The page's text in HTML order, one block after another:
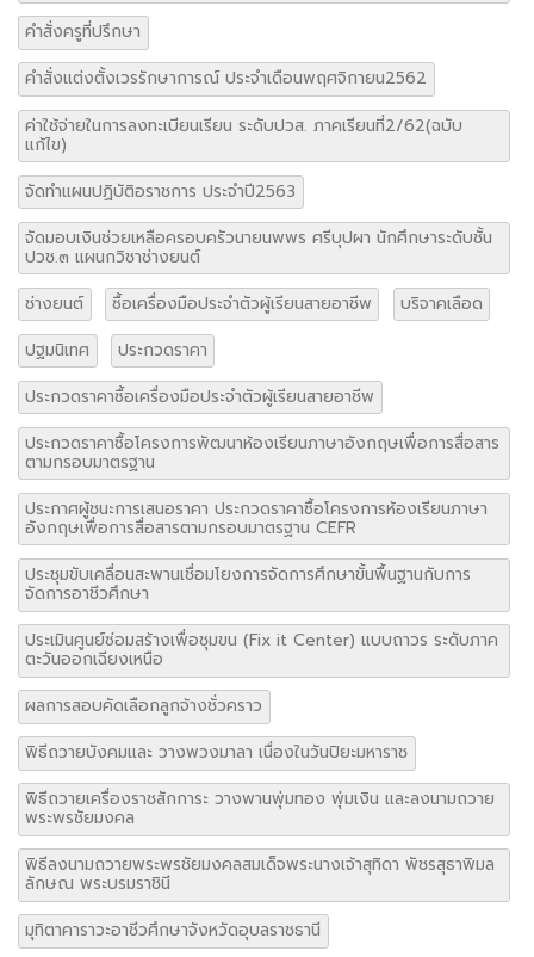
คำสั่งครูที่ปรึกษา
คำสั่งแต่งตั้งเวรรักษาการณ์ ประจำเดือนพฤศจิกายน2562
ค่าใช้จ่ายในการลงทะเบียนเรียน ระดับปวส. ภาคเรียนที่2/62(ฉบับ
แก้ไข)
จัดทำแผนปฏิบัติอราชการ ประจำปี2563
จัดมอบเงินช่วยเหลือครอบครัวนายนพพร ศรีบุปผา นักศึกษาระดับชั้น
ปวช.๓ แผนกวิชาช่างยนต์
ช่างยนต์
ซื้อเครื่องมือประจำตัวผู้เรียนสายอาชีพ
บริจาคเลือด
ปฐมนิเทศ
ประกวดราคา
ประกวดราคาซื้อเครื่องมือประจำตัวผู้เรียนสายอาชีพ
ประกวดราคาซื้อโครงการพัฒนาห้องเรียนภาษาอังกฤษเพื่อการสื่อสาร
ตามกรอบมาตรฐาน
ประกาศผู้ชนะการเสนอราคา ประกวดราคาซื้อโครงการห้องเรียนภาษา
อังกฤษเพื่อการสื่อสารตามกรอบมาตรฐาน CEFR
ประชุมขับเคลื่อนสะพานเชื่อมโยงการจัดการศึกษาขั้นพื้นฐานกับการ
จัดการอาชีวศึกษา
ประเมินศูนย์ซ่อมสร้างเพื่อชุมขน (Fix it Center) แบบถาวร ระดับภาค
ตะวันออกเฉียงเหนือ
ผลการสอบคัดเลือกลูกจ้างชั่วคราว
พิธีถวายบังคมและ วางพวงมาลา เนื่องในวันปิยะมหาราช
พิธีถวายเครื่องราชสักการะ วางพานพุ่มทอง พุ่มเงิน และลงนามถวาย
พระพรชัยมงคล
พิธีลงนามถวายพระพรชัยมงคลสมเด็จพระนางเจ้าสุทิดา พัชรสุธาพิมล
ลักษณ พระบรมราชินี
มุทิตาคาราวะอาชีวศึกษาจังหวัดอุบลราชธานี